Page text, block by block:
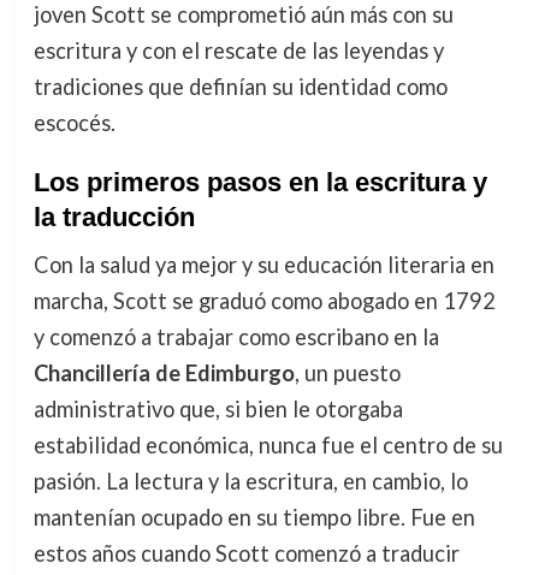
joven Scott se comprometió aún más con su
escritura y con el rescate de las leyendas y
tradiciones que definían su identidad como
escocés.
Los primeros pasos en la escritura y
la traducción
Con la salud ya mejor y su educación literaria en
marcha, Scott se graduó como abogado en 1792
y comenzó a trabajar como escribano en la
Chancillería de Edimburgo, un puesto
administrativo que, si bien le otorgaba
estabilidad económica, nunca fue el centro de su
pasión. La lectura y la escritura, en cambio, lo
mantenían ocupado en su tiempo libre. Fue en
estos años cuando Scott comenzó a traducir